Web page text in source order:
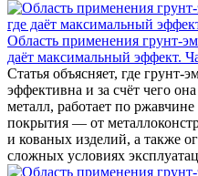
Область применения грунт-
даёт максимальный эффект.
Статья объясняет, где грунт-
эффективна и за счёт чего
металл, работает по
покрытия — от
и кованых изделий, а также
сложных условиях